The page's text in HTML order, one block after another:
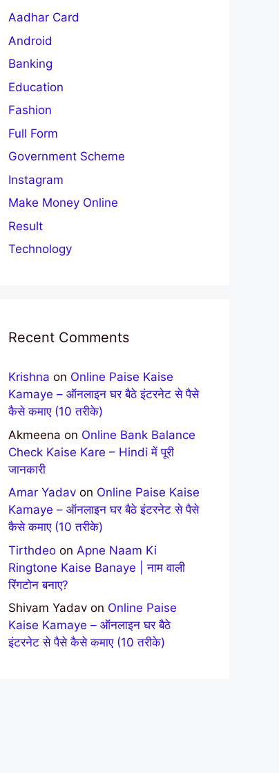
Aadhar Card
Android
Banking
Education
Fashion
Full Form
Government Scheme
Instagram
Make Money Online
Result
Technology
Recent Comments
Krishna on Online Paise Kaise
Kamaye – ऑनलाइन घर बैठे इंटरनेट से पैसे
कैसे कमाए (10 तरीके)
Akmeena on Online Bank Balance
Check Kaise Kare – Hindi में पूरी
जानकारी
Amar Yadav on Online Paise Kaise
Kamaye – ऑनलाइन घर बैठे इंटरनेट से पैसे
कैसे कमाए (10 तरीके)
Tirthdeo on Apne Naam Ki
Ringtone Kaise Banaye | नाम वाली
रिंगटोन बनाए?
Shivam Yadav on Online Paise
Kaise Kamaye – ऑनलाइन घर बैठे
इंटरनेट से पैसे कैसे कमाए (10 तरीके)